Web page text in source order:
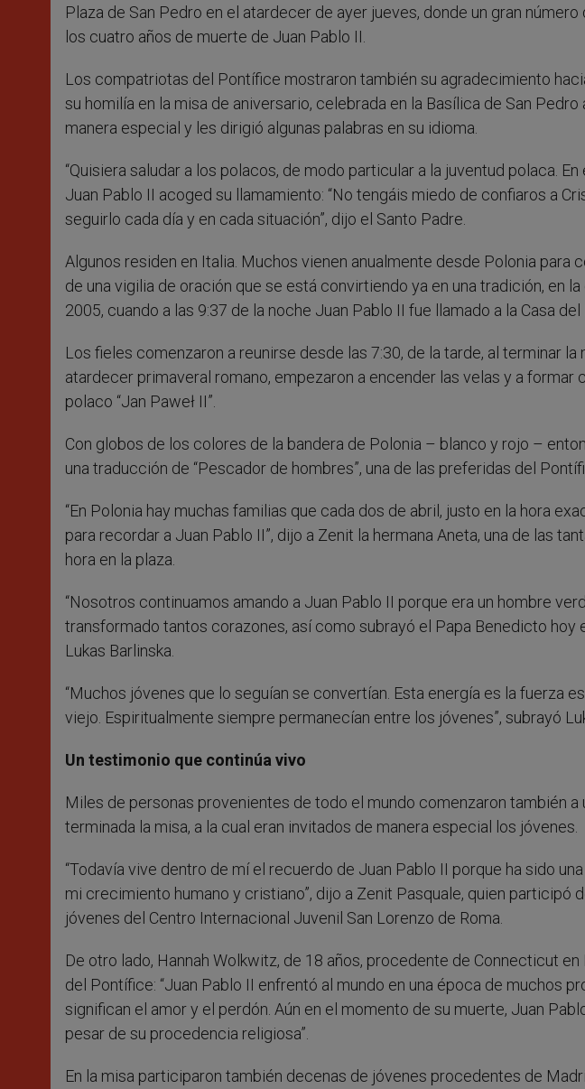
Plaza de San Pedro en el atardecer de ayer jueves, donde un gran
los cuatro años de muerte de Juan Pablo II.
Los compatriotas del Pontífice mostraron también su agradecimiento
su homilía en la misa de aniversario, celebrada en la Basílica de San
manera especial y les dirigió algunas palabras en su idioma.
“Quisiera saludar a los polacos, de modo particular a la juventud polaca.
Juan Pablo II acoged su llamamiento: “No tengáis miedo de confiaros a
seguirlo cada día y en cada situación”, dijo el Santo Padre.
Algunos residen en Italia. Muchos vienen anualmente desde Polonia para
de una vigilia de oración que se está convirtiendo ya en una tradición, en
2005, cuando a las 9:37 de la noche Juan Pablo II fue llamado a la Casa del
Los fieles comenzaron a reunirse desde las 7:30, de la tarde, al terminar la
atardecer primaveral romano, empezaron a encender las velas y a formar
polaco “Jan Paweł II”.
Con globos de los colores de la bandera de Polonia – blanco y rojo –
una traducción de “Pescador de hombres”, una de las preferidas del
“En Polonia hay muchas familias que cada dos de abril, justo en la hora
para recordar a Juan Pablo II”, dijo a Zenit la hermana Aneta, una de las
hora en la plaza.
“Nosotros continuamos amando a Juan Pablo II porque era un hombre
transformado tantos corazones, así como subrayó el Papa Benedicto hoy
Lukas Barlinska.
“Muchos jóvenes que lo seguían se convertían. Esta energía es la fuerza
viejo. Espiritualmente siempre permanecían entre los jóvenes”, subrayó
Un testimonio que continúa vivo
Miles de personas provenientes de todo el mundo comenzaron también a
terminada la misa, a la cual eran invitados de manera especial los jóvenes.
“Todavía vive dentro de mí el recuerdo de Juan Pablo II porque ha sido
mi crecimiento humano y cristiano”, dijo a Zenit Pasquale, quien participó
jóvenes del Centro Internacional Juvenil San Lorenzo de Roma.
De otro lado, Hannah Wolkwitz, de 18 años, procedente de Connecticut
del Pontífice: “Juan Pablo II enfrentó al mundo en una época de muchos
significan el amor y el perdón. Aún en el momento de su muerte, Juan
pesar de su procedencia religiosa”.
En la misa participaron también decenas de jóvenes procedentes de